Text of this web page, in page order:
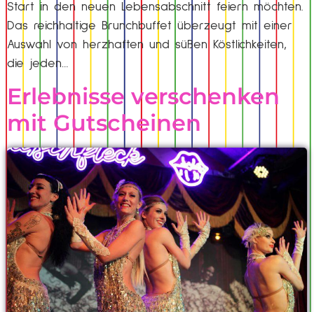
Start in den neuen Lebensabschnitt feiern möchten.
Das reichhaltige Brunchbuffet überzeugt mit einer
Auswahl von herzhaften und süßen Köstlichkeiten,
die jeden…
Erlebnisse verschenken
mit Gutscheinen